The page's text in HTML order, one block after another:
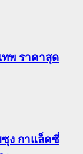
ทพ ราคาสุด
ซุง กาแล็คซี่